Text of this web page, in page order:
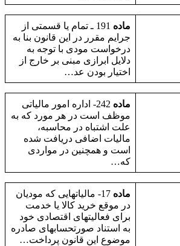
ماده
191 ـ تمام یا قسمتی از
جرایم مقرر در این قانون بنا به
‌درخواست مودی با توجه به
دلایل ابرازی مبنی بر خارج از
اختیار بودن عد…
ماده
242- اداره امور مالیاتی
موظف است در هر مورد که به
علت اشتباه در محاسبه،
مالیات اضافی دریافت شده
است و همچنین در مواردی
که‌…
ماده
17- مالیاتهایی که مودیان
در موقع خرید کالا یا خدمت
برای فعالیتهای اقتصادی خود
به استناد صورتحسابهای صادره
موضوع این قانون پرداخت…